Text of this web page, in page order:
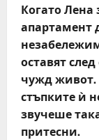
Когато
апартамент
оставят
чужд живот.
стъпките ѝ
звучеше
притесни.